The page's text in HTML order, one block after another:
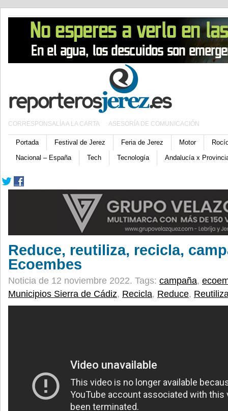
CORRESPONSALÍA A LA CARTA ASESORÍA DE COMUNICACIÓN
Portada Festival de Jerez Feria de Jerez Motor
Nacional – España
Tech Tecnología Andalucía x
Reduce, reutiliza, recicla,
Ecoembes
Noticia de 12 noviembre 2022. Tags: campaña,
Municipios Sierra de Cádiz, Recicla, Reduce,